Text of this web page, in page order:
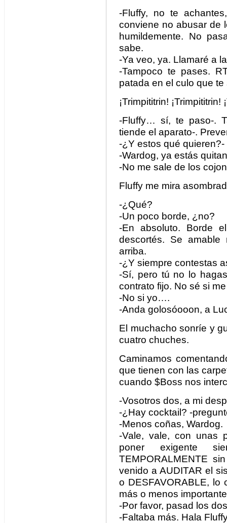
-Fluffy, no te
conviene no abusar de
humildemente. No
sabe.
-Ya veo, ya. Llamaré a
-Tampoco te pases.
patada en el culo que
¡Trimpititrin! ¡Trimpititrin!
-Fluffy… sí, te paso-.
tiende el aparato-.
-¿Y estos qué
-Wardog, ya estás
-No me sale de los
Fluffy me mira
-¿Qué?
-Un poco borde, ¿no?
-En absoluto. Borde
descortés. Se
arriba.
-¿Y siempre contestas
-Sí, pero tú no lo
contrato fijo. No sé si
-No si yo….
-Anda golosóooon, a
El muchacho sonríe y
cuatro chuches.
Caminamos
que tienen con las
cuando $Boss nos
-Vosotros dos, a mi
-¿Hay cocktail? -
-Menos coñas, Wardog.
-Vale, vale, con unas
poner exigente
TEMPORALMENTE
venido a AUDITAR el
o DESFAVORABLE, lo
más o menos
-Por favor, pasad los
-Faltaba más. Hala